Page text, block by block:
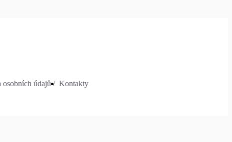
osobních údajů / Kontakty